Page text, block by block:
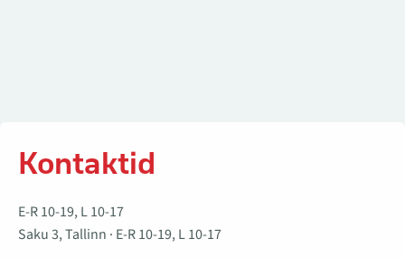
Kontaktid
E-R 10-19, L 10-17
Saku 3, Tallinn · E-R 10-19, L 10-17